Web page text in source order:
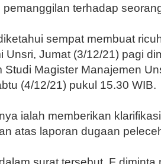
pemanggilan terhadap
sempat membuat
Unsri, Jumat (3/12/21) pagi
Studi Magister Manajemen
(4/12/21) pukul 15.30 WIB.
ialah memberikan
atas laporan dugaan